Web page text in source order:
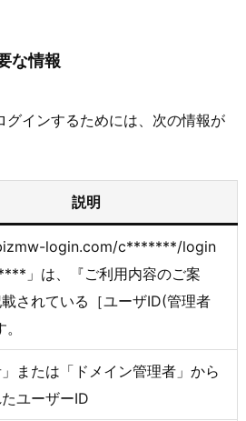
な情報
グインするためには、次の情報が
説明
login.com/c*******/login
」は、『ご利用内容のご案
されている［ユーザID(管理者
」または「ドメイン管理者」から
ユーザーID